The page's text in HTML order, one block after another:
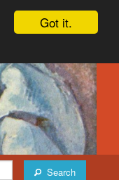
Got it.
Search